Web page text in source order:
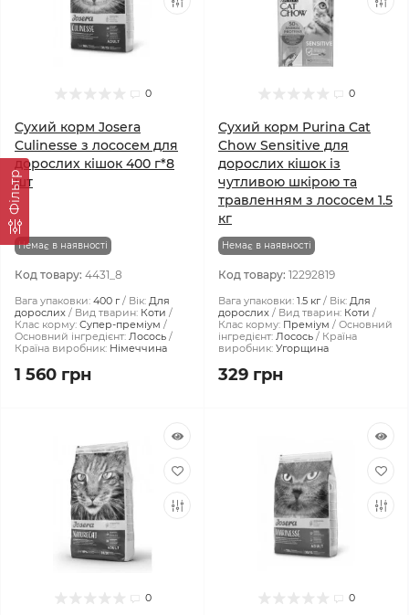
Фiльтр
0
Сухий корм Josera
Culinesse з лососем для
дорослих кішок 400 г*8
шт
Немає в наявності
Код товару: 4431_8
Вага упаковки: 400 г Вік: Для
дорослих
Вид тварин: Коти
Клас корму: Супер-преміум
Основний інгредієнт: Лосось
Країна виробник: Німеччина
1 560 грн
0
Сухий корм Purina Cat
Chow Sensitive для
дорослих кішок із
чутливою шкірою та
травленням з лососем 1.5
кг
Немає в наявності
Код товару: 12292819
Вага упаковки: 1.5 кг Вік: Для
дорослих
Вид тварин: Коти
Клас корму: Преміум
Основний
інгредієнт: Лосось
Країна
виробник: Угорщина
329 грн
0 0